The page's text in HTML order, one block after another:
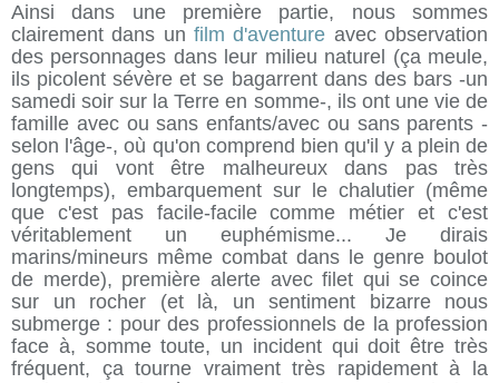
Ainsi dans une première partie, nous sommes
clairement dans un film d'aventure avec observation
des personnages dans leur milieu naturel (ça meule,
ils picolent sévère et se bagarrent dans des bars -un
samedi soir sur la Terre en somme-, ils ont une vie de
famille avec ou sans enfants/avec ou sans parents -
selon l'âge-, où qu'on comprend bien qu'il y a plein de
gens qui vont être malheureux dans pas très
longtemps), embarquement sur le chalutier (même
que c'est pas facile-facile comme métier et c'est
véritablement un euphémisme... Je dirais
marins/mineurs même combat dans le genre boulot
de merde), première alerte avec filet qui se coince
sur un rocher (et là, un sentiment bizarre nous
submerge : pour des professionnels de la profession
face à, somme toute, un incident qui doit être très
fréquent, ça tourne vraiment très rapidement à la